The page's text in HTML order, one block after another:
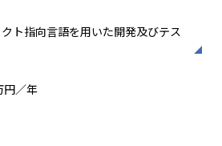
化の積み重なる暮らしを、誰にで
々のライフスタイルを豊かにする
ます。
によってオンライン・オフライン
た最適な情報をとどけることで、
」へとつながるように。
すごい！」と評価される『コト』
ト指向言語を用いた開発及びテス
＞
支える業務で利用される公共 GIS
究をサポートするデジタルアーカ
円／年